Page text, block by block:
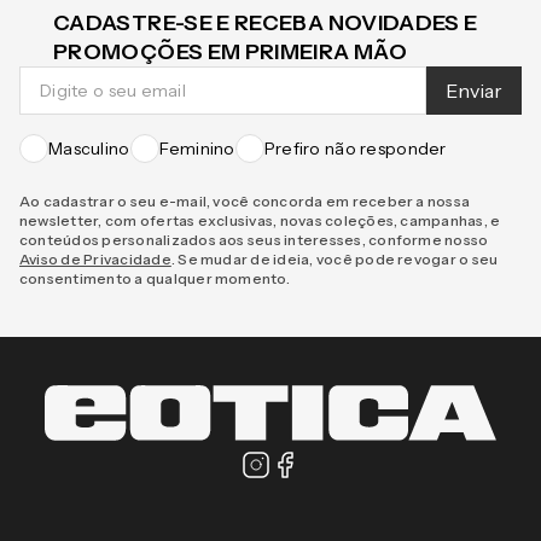
CADASTRE-SE E RECEBA NOVIDADES E
PROMOÇÕES EM PRIMEIRA MÃO
Enviar
Masculino Feminino Prefiro não responder
Ao cadastrar o seu e-mail, você concorda em receber a nossa
newsletter, com ofertas exclusivas, novas coleções, campanhas, e
conteúdos personalizados aos seus interesses, conforme nosso
Aviso de Privacidade . Se mudar de ideia, você pode revogar o seu
consentimento a qualquer momento.